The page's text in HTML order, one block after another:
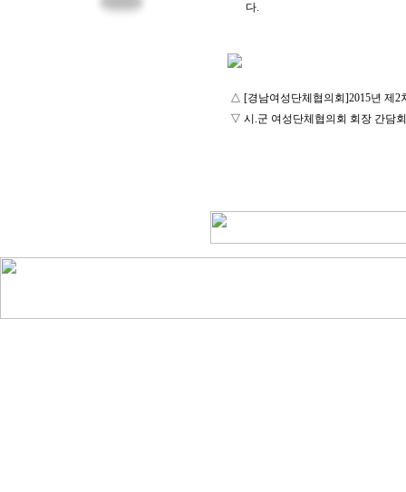
다.
△ [경남여성단체협의회]2015년 제2
▽ 시.군 여성단체협의회 회장 간담회